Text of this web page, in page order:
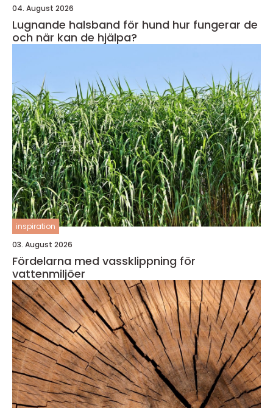
04. August 2026
Lugnande halsband för hund hur fungerar de
och när kan de hjälpa?
inspiration
03. August 2026
Fördelarna med vassklippning för
vattenmiljöer